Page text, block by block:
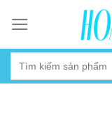
content